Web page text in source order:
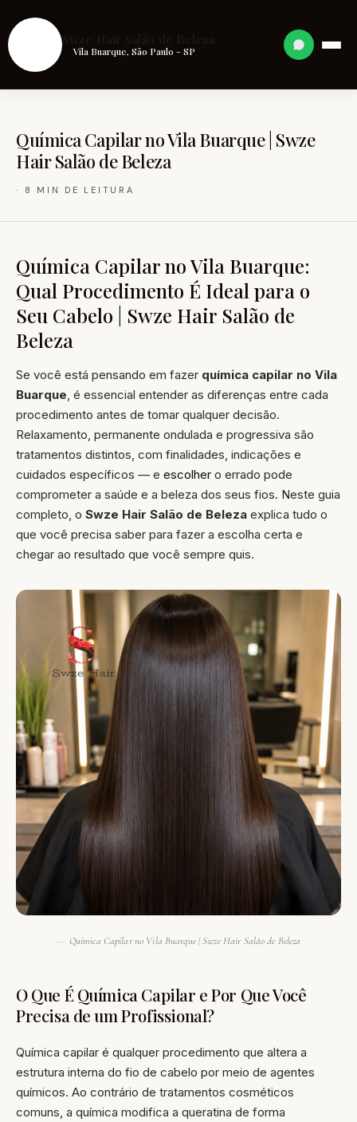
Vila Buarque, São Paulo - SP
Química Capilar no Vila Buarque | Swze
Hair Salão de Beleza
· 8 MIN DE LEITURA
Química Capilar no Vila Buarque:
Qual Procedimento É Ideal para o
Seu Cabelo | Swze Hair Salão de
Beleza
Se você está pensando em fazer química capilar no Vila
Buarque, é essencial entender as diferenças entre cada
procedimento antes de tomar qualquer decisão.
Relaxamento, permanente ondulada e progressiva são
tratamentos distintos, com finalidades, indicações e
cuidados específicos — e escolher o errado pode
comprometer a saúde e a beleza dos seus fios. Neste guia
completo, o Swze Hair Salão de Beleza explica tudo o
que você precisa saber para fazer a escolha certa e
chegar ao resultado que você sempre quis.
Química Capilar no Vila Buarque | Swze Hair Salão de Beleza
O Que É Química Capilar e Por Que Você
Precisa de um Profissional?
Química capilar é qualquer procedimento que altera a
estrutura interna do fio de cabelo por meio de agentes
químicos. Ao contrário de tratamentos cosméticos
comuns, a química modifica a queratina de forma